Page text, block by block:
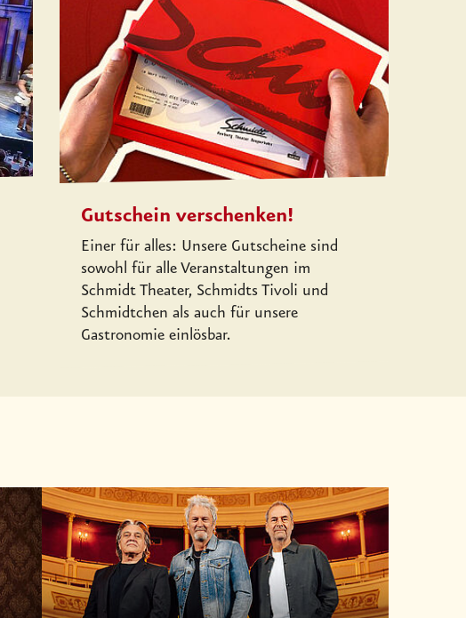
Gutschein verschenken!
Einer für alles: Unsere Gutscheine sind
sowohl für alle Veranstaltungen im
Schmidt Theater, Schmidts Tivoli und
Schmidtchen als auch für unsere
Gastronomie einlösbar.